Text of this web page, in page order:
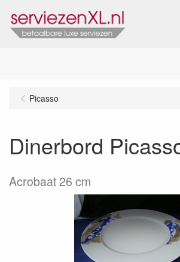
Picasso
Dinerbord
Acrobaat 26 cm